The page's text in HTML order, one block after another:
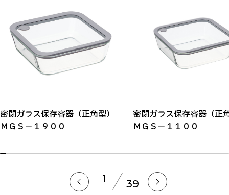
密閉ガラス保存容器（正角型）
ＭＧＳ－１９００
密閉ガラス保存容器（
ＭＧＳ－１１００
1 39